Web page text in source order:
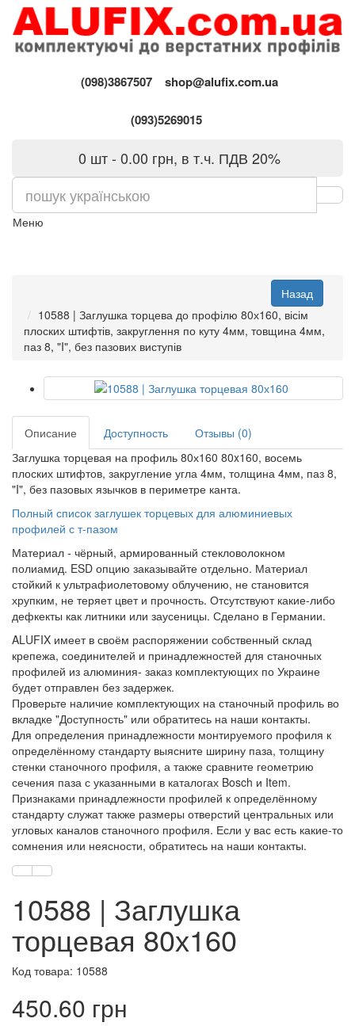
(098)3867507 shop@alufix.com.ua
(093)5269015
0 шт - 0.00 грн, в т.ч. ПДВ 20%
Меню
10588 | Заглушка торцева до профілю 80х160, вісім
плоских штифтів, закруглення по куту 4мм, товщина 4мм,
паз 8, "I", без пазових виступів
Описание Доступность
Отзывы (0)
Заглушка торцевая на профиль 80х160 80x160, восемь
плоских штифтов, закругление угла 4мм, толщина 4мм, паз 8,
"I", без пазовых язычков в периметре канта.
Полный список заглушек торцевых для алюминиевых
профилей с т-пазом
Материал - чёрный, армированный стекловолокном
полиамид. ESD опцию заказывайте отдельно. Материал
стойкий к ультрафиолетовому облучению, не становится
хрупким, не теряет цвет и прочность. Отсутствуют какие-либо
дефкекты как литники или заусеницы. Сделано в Германии.
ALUFIX имеет в своём распоряжении собственный склад
крепежа, соединителей и принадлежностей для станочных
профилей из алюминия- заказ комплектующих по Украине
будет отправлен без задержек.
Проверьте наличие комплектующих на станочный профиль во
вкладке "Доступность" или обратитесь на наши контакты.
Для определения принадлежности монтируемого профиля к
определённому стандарту выясните ширину паза, толщину
стенки станочного профиля, а также сравните геометрию
сечения паза с указанными в каталогах Bosch и Item.
Признаками принадлежности профилей к определённому
стандарту служат также размеры отверстий центральных или
угловых каналов станочного профиля. Если у вас есть какие-то
сомнения или неясности, обратитесь на наши контакты.
10588 | Заглушка
торцевая 80х160
Код товара: 10588
450.60 грн